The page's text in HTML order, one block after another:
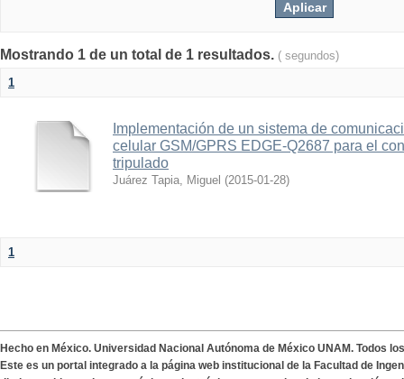
Mostrando 1 de un total de 1 resultados. ( segundos)
1
Implementación de un sistema de
celular GSM/GPRS EDGE-Q2687 para el
tripulado
Juárez Tapia, Miguel (2015-01-28)
1
Hecho en México. Universidad Nacional Autónoma de México UNAM. Todos
Este es un portal integrado a la página web institucional de la Facultad de